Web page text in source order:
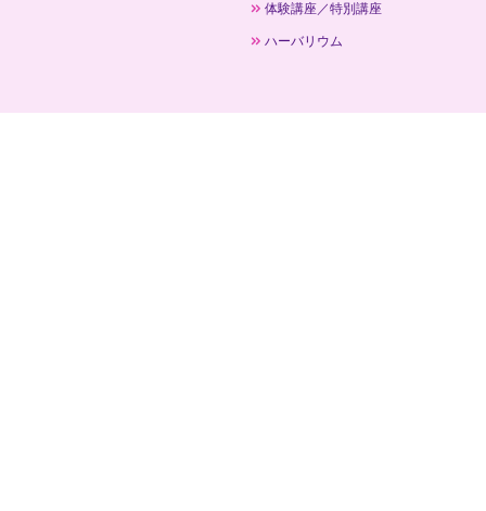
体験講座／特別講座
ハーバリウム